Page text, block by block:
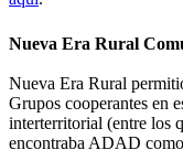
Nueva Era Rural
Nueva Era Rural
Grupos cooperantes en
interterritorial (entre los
encontraba ADAD